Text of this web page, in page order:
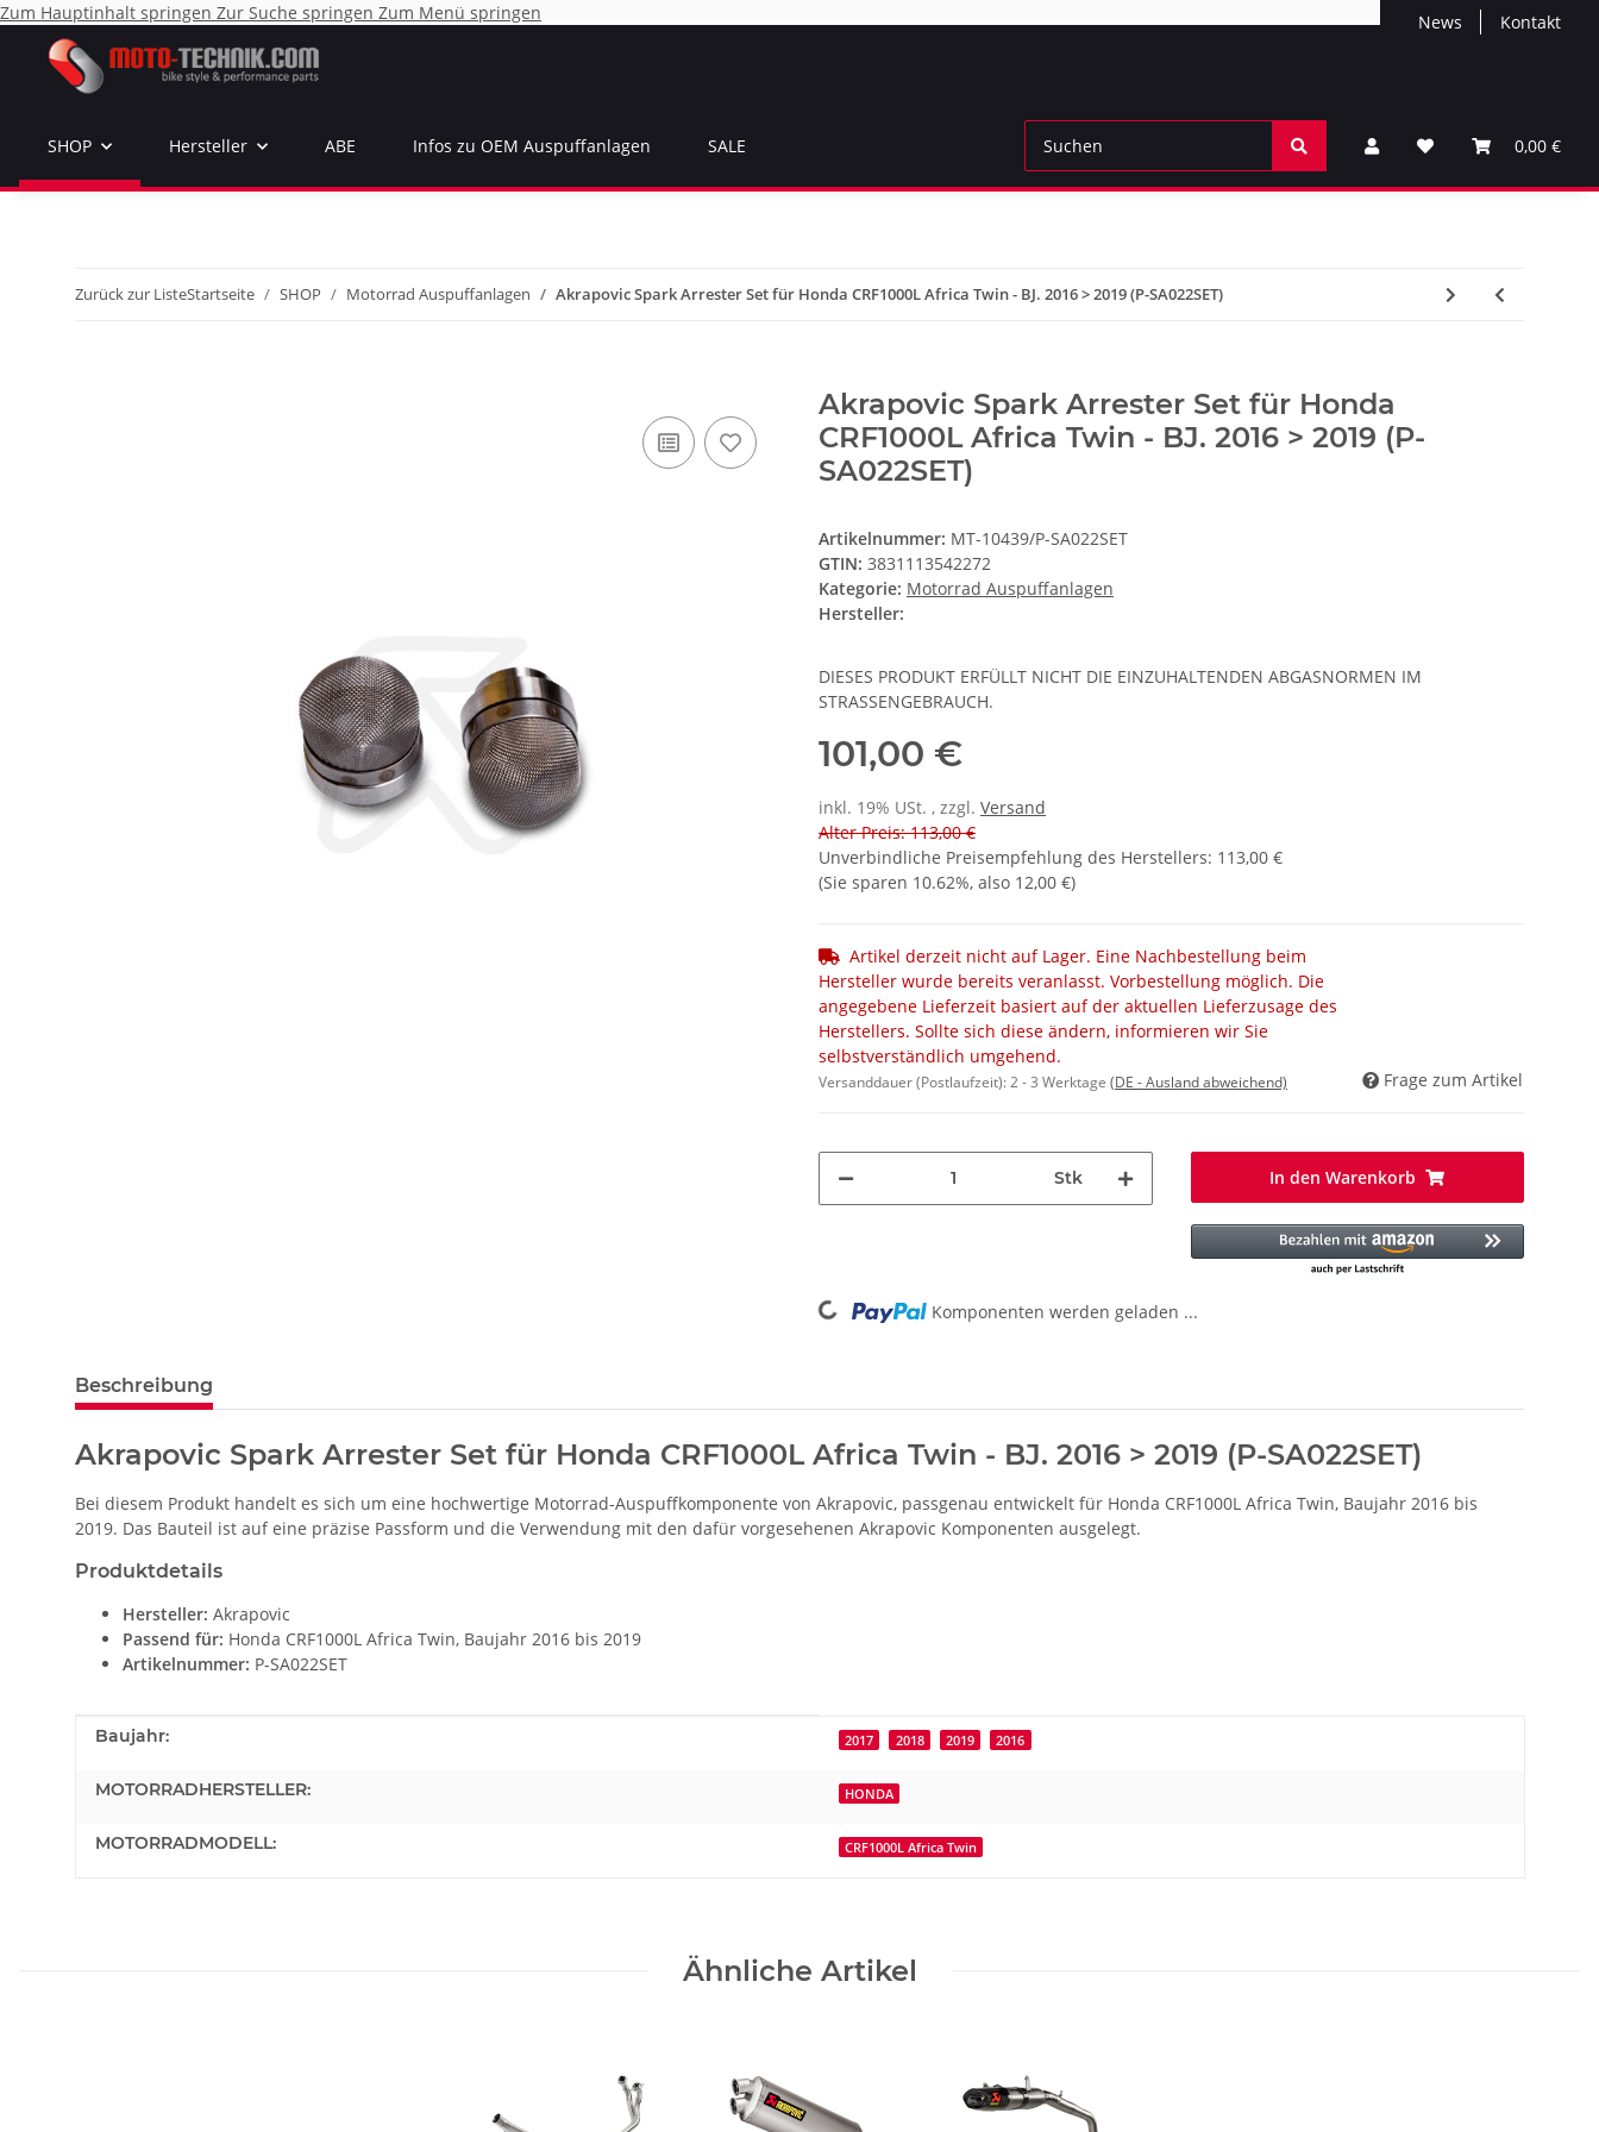
Zum Hauptinhalt springen Zur Suche springen Zum Menü springen News Kontakt
0,00 €
SHOP Hersteller ABE Infos zu OEM Auspuffanlagen SALE
Zurück zur ListeStartseite SHOP Motorrad Auspuffanlagen Akrapovic Spark Arrester Set für Honda CRF1000L Africa Twin - BJ. 2016 > 2019 (P-SA022SET)
Akrapovic Spark Arrester Set für Honda
CRF1000L Africa Twin - BJ. 2016 > 2019 (P-
SA022SET)
Artikelnummer: MT-10439/P-SA022SET
GTIN: 3831113542272
Kategorie: Motorrad Auspuffanlagen
Hersteller:
DIESES PRODUKT ERFÜLLT NICHT DIE EINZUHALTENDEN ABGASNORMEN IM
STRASSENGEBRAUCH.
101,00 €
inkl. 19% USt. , zzgl. Versand
Alter Preis: 113,00 €
Unverbindliche Preisempfehlung des Herstellers: 113,00 €
(Sie sparen 10.62%, also 12,00 €)
Artikel derzeit nicht auf Lager. Eine Nachbestellung beim
Hersteller wurde bereits veranlasst. Vorbestellung möglich. Die
angegebene Lieferzeit basiert auf der aktuellen Lieferzusage des
Herstellers. Sollte sich diese ändern, informieren wir Sie
selbstverständlich umgehend.
Versanddauer (Postlaufzeit):2 - 3 Werktage (DE - Ausland abweichend) Frage zum Artikel
Stk In den Warenkorb
Loading... Komponenten werden geladen ...
Beschreibung
Akrapovic Spark Arrester Set für Honda CRF1000L Africa Twin - BJ. 2016 > 2019 (P-SA022SET)
Bei diesem Produkt handelt es sich um eine hochwertige Motorrad-Auspuffkomponente von Akrapovic, passgenau entwickelt für Honda CRF1000L Africa Twin, Baujahr 2016 bis
2019. Das Bauteil ist auf eine präzise Passform und die Verwendung mit den dafür vorgesehenen Akrapovic Komponenten ausgelegt.
Produktdetails
Hersteller: Akrapovic
Passend für: Honda CRF1000L Africa Twin, Baujahr 2016 bis 2019
Artikelnummer: P-SA022SET
Produkteigenschaft
Wert
Baujahr: 2017 2018 2019 2016
MOTORRADHERSTELLER: HONDA
MOTORRADMODELL: CRF1000L Africa Twin
Ähnliche Artikel